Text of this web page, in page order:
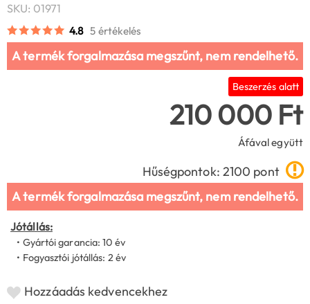
SKU: 01971
4.8 5 értékelés
A termék forgalmazása megszűnt, nem rendelhető.
Beszerzés alatt
210 000 Ft
Áfával együtt
Hűségpontok: 2100 pont
A termék forgalmazása megszűnt, nem rendelhető.
Jótállás:
• Gyártói garancia: 10 év
• Fogyasztói jótállás: 2 év
Hozzáadás kedvencekhez